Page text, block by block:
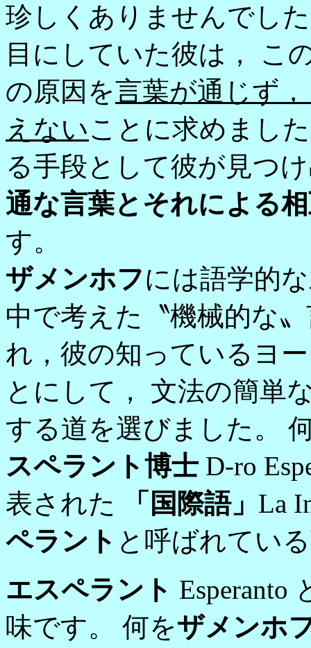
珍しくありませんでし
目にしていた彼は， こ
の原因を言葉が通じず
えないことに求めまし
る手段として彼が見つ
通な言葉とそれによる
す。
ザメンホフには語学的
中で考えた〝機械的な
れ，彼の知っているヨ
とにして， 文法の簡単
する道を選びました。
スペラント博士D-ro
表された「国際語」La
ペラントと呼ばれてい
エスペラントEsperanto
味です。 何をザメンホ